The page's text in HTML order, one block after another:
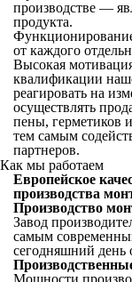
производстве —
продукта.
от каждого
Высокая
квалификации
реагировать на
осуществлять
пены, герметиков
тем самым
партнеров.
Как мы работаем
Европейское
производства
Производство
Завод
самым
сегодняшний день
Мощности